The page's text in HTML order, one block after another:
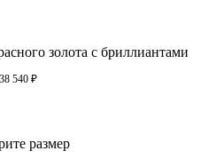
золота с бриллиантами
38 540 ₽
размер